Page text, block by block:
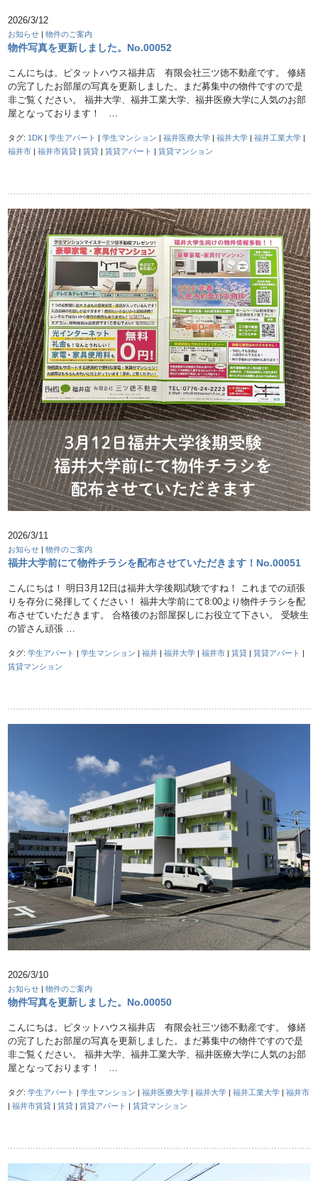
2026/3/12
お知らせ |物件のご案内
物件写真を更新しました。No.00052
こんにちは。ピタットハウス福井店 有限会社三ツ徳不動産です。 修繕
の完了したお部屋の写真を更新しました。まだ募集中の物件ですので是
非ご覧ください。 福井大学、福井工業大学、福井医療大学に人気のお部
屋となっております！ …
タグ: 1DK |学生アパート |学生マンション |福井医療大学 |福井大学 |福井工業大学 |
福井市 |福井市賃貸 |賃貸 |賃貸アパート |賃貸マンション
2026/3/11
お知らせ |物件のご案内
福井大学前にて物件チラシを配布させていただきます！No.00051
こんにちは！ 明日3月12日は福井大学後期試験ですね！ これまでの頑張
りを存分に発揮してください！ 福井大学前にて8:00より物件チラシを配
布させていただきます。 合格後のお部屋探しにお役立て下さい。 受験生
の皆さん頑張 …
タグ:学生アパート |学生マンション |福井 |福井大学 |福井市 |賃貸 |賃貸アパート |
賃貸マンション
2026/3/10
お知らせ |物件のご案内
物件写真を更新しました。No.00050
こんにちは。ピタットハウス福井店 有限会社三ツ徳不動産です。 修繕
の完了したお部屋の写真を更新しました。まだ募集中の物件ですので是
非ご覧ください。 福井大学、福井工業大学、福井医療大学に人気のお部
屋となっております！ …
タグ:学生アパート |学生マンション |福井医療大学 |福井大学 |福井工業大学 |福井市
|福井市賃貸 |賃貸 |賃貸アパート |賃貸マンション